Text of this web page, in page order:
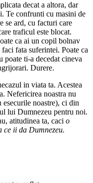
decat a altora, dar
Te confrunti cu masini de
se ard, cu facturi care
traficul este blocat.
ca ai un copil bolnav
fata suferintei. Poate ca
poate ti-a decedat cineva
Durere.
in viata ta. Acestea
Nefericirea noastra nu
noastre), ci din
lui Dumnezeu pentru noi.
atitudinea ta, caci o
ce ii da Dumnezeu.